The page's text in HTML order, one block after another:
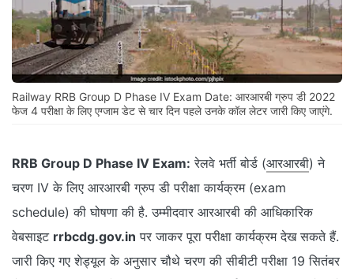
Railway RRB Group D Phase IV Exam Date: आरआरबी ग्रुप डी 2022
फेज 4 परीक्षा के लिए एग्जाम डेट से चार दिन पहले उनके कॉल लेटर जारी किए जाएंगे.
RRB Group D Phase IV Exam: रेलवे भर्ती बोर्ड (आरआरबी) ने
चरण IV के लिए आरआरबी ग्रुप डी परीक्षा कार्यक्रम (exam
schedule) की घोषणा की है. उम्मीदवार आरआरबी की आधिकारिक
वेबसाइट rrbcdg.gov.in पर जाकर पूरा परीक्षा कार्यक्रम देख सकते हैं.
जारी किए गए शेड्यूल के अनुसार चौथे चरण की सीबीटी परीक्षा 19 सितंबर